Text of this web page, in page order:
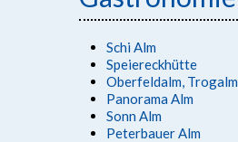
Schi Alm
Speiereckhütte
Oberfeldalm, Trogalm
Panorama Alm
Sonn Alm
Peterbauer Alm